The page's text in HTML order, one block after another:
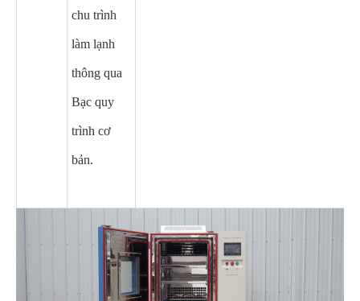
chu trình
làm lạnh
thông qua
Bạc quy
trình cơ
bản.